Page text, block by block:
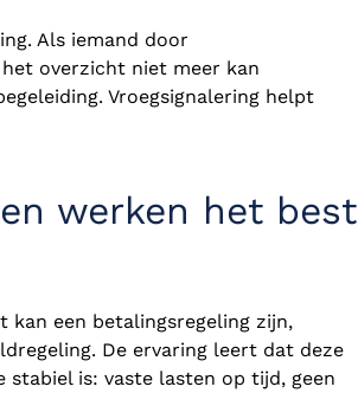
Als iemand door
overzicht niet meer kan
Vroegsignalering helpt
werken het best
een betalingsregeling zijn,
De ervaring leert dat deze
is: vaste lasten op tijd, geen